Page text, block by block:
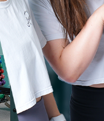
診断・改善
報